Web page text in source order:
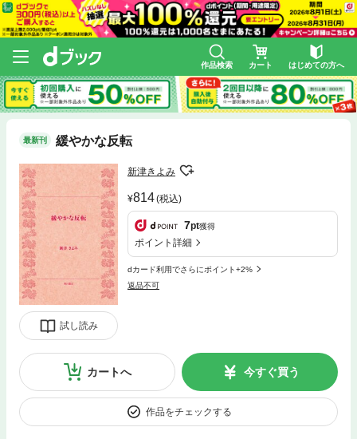
作品検索 カート はじめての方へ
最新刊 緩やかな反転
試し読み
新津きよみ
814(税込)
7pt獲得
ポイント詳細
dカード利用でさらにポイント+2%
返品不可
カートへ 今すぐ買う
作品をチェックする